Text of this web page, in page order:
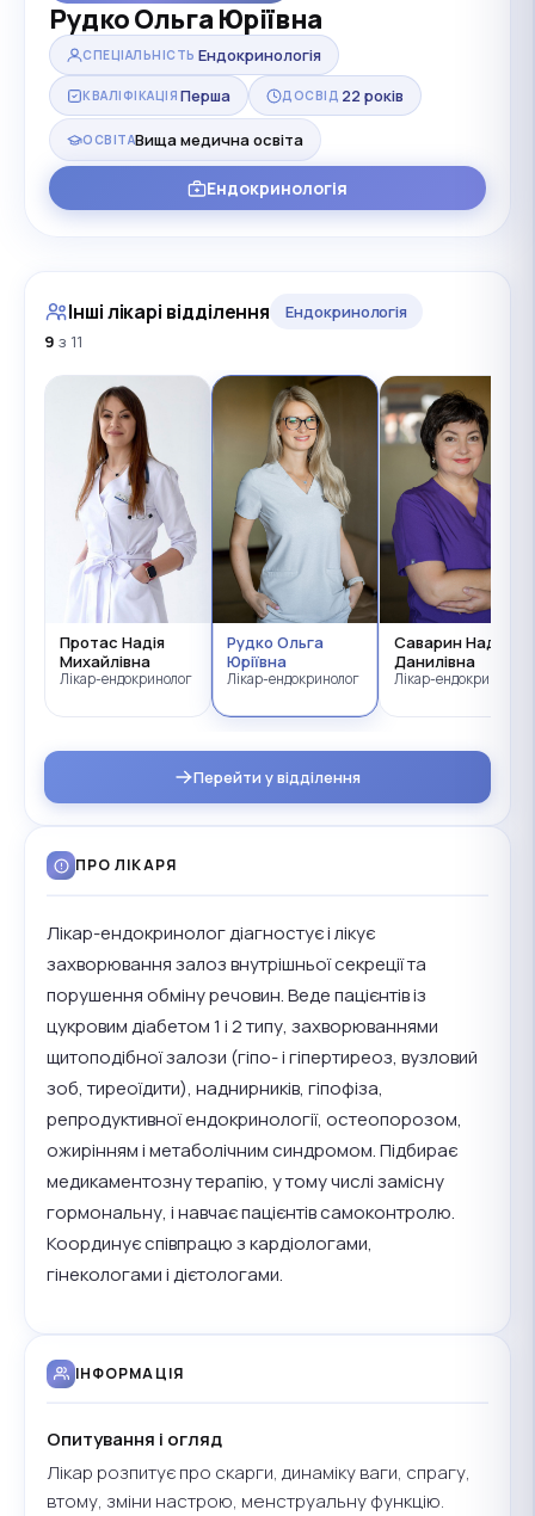
Рудко Ольга Юріївна
СПЕЦІАЛЬНІСТЬ Ендокринологія
КВАЛІФІКАЦІЯ Перша ДОСВІД 22 років
ОСВІТАВища медична освіта
Ендокринологія
Інші лікарі відділення
Ендокринологія
9 з 11
Протас Надія
Михайлівна
Лікар-ендокринолог
Рудко Ольга
Юріївна
Лікар-ендокринолог
Саварин Надія
Данилівна
Лікар-ендокринолог
Перейти у відділення
ПРО ЛІКАРЯ
Лікар-ендокринолог діагностує і лікує
захворювання залоз внутрішньої секреції та
порушення обміну речовин. Веде пацієнтів із
цукровим діабетом 1 і 2 типу, захворюваннями
щитоподібної залози (гіпо- і гіпертиреоз, вузловий
зоб, тиреоїдити), наднирників, гіпофіза,
репродуктивної ендокринології, остеопорозом,
ожирінням і метаболічним синдромом. Підбирає
медикаментозну терапію, у тому числі замісну
гормональну, і навчає пацієнтів самоконтролю.
Координує співпрацю з кардіологами,
гінекологами і дієтологами.
ІНФОРМАЦІЯ
Опитування і огляд
Лікар розпитує про скарги, динаміку ваги, спрагу,
втому, зміни настрою, менструальну функцію.